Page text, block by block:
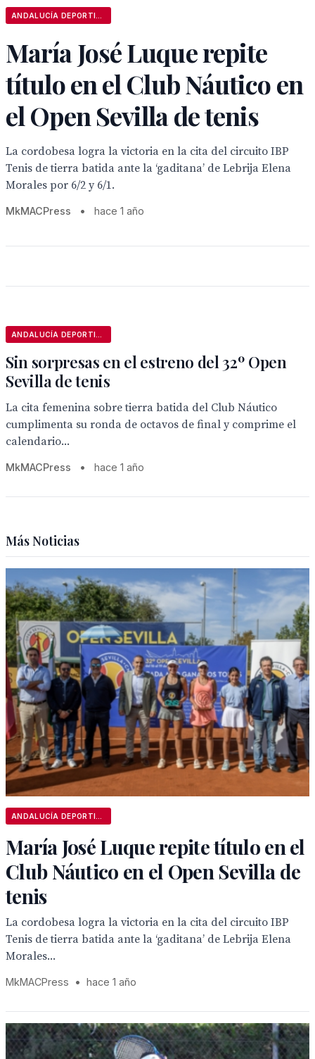
María José Luque repite
título en el Club Náutico en
el Open Sevilla de tenis
La cordobesa logra la victoria en la cita del circuito IBP
Tenis de tierra batida ante la ‘gaditana’ de Lebrija Elena
Morales por 6/2 y 6/1.
MkMACPress • hace 1 año
Sin sorpresas en el estreno del 32º Open
Sevilla de tenis
La cita femenina sobre tierra batida del Club Náutico
cumplimenta su ronda de octavos de final y comprime el
calendario...
MkMACPress • hace 1 año
Más Noticias
María José Luque repite título en el
Club Náutico en el Open Sevilla de
tenis
La cordobesa logra la victoria en la cita del circuito IBP
Tenis de tierra batida ante la ‘gaditana’ de Lebrija Elena
Morales...
MkMACPress • hace 1 año